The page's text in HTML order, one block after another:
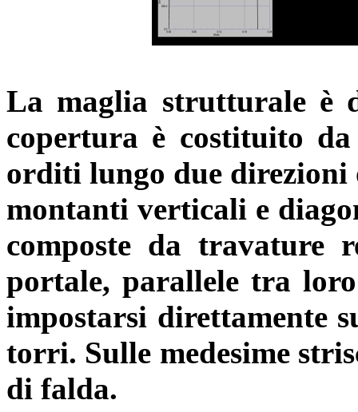
La maglia strutturale è
copertura è costituito
orditi lungo due
montanti verticali e
composte da travature
portale, parallele tra
impostarsi direttamente
torri. Sulle medesime
di falda.